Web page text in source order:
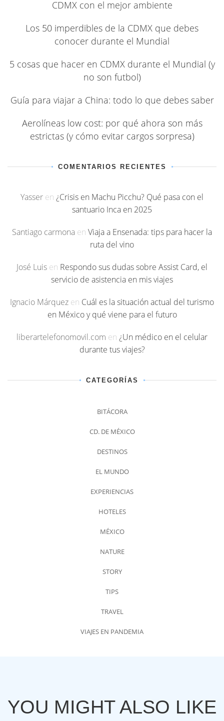
CDMX con el mejor ambiente
Los 50 imperdibles de la CDMX que debes
conocer durante el Mundial
5 cosas que hacer en CDMX durante el Mundial (y
no son futbol)
Guía para viajar a China: todo lo que debes saber
Aerolíneas low cost: por qué ahora son más
estrictas (y cómo evitar cargos sorpresa)
COMENTARIOS RECIENTES
Yasser en ¿Crisis en Machu Picchu? Qué pasa con el
santuario Inca en 2025
Santiago carmona en Viaja a Ensenada: tips para hacer la
ruta del vino
José Luis en Respondo sus dudas sobre Assist Card, el
servicio de asistencia en mis viajes
Ignacio Márquez en Cuál es la situación actual del turismo
en México y qué viene para el futuro
liberartelefonomovil.com en ¿Un médico en el celular
durante tus viajes?
CATEGORÍAS
BITÁCORA
CD. DE MÉXICO
DESTINOS
EL MUNDO
EXPERIENCIAS
HOTELES
MÉXICO
NATURE
STORY
TIPS
TRAVEL
VIAJES EN PANDEMIA
YOU MIGHT ALSO LIKE